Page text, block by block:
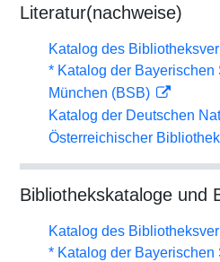
Literatur(nachweise)
Katalog des
* Katalog der Bayerischen
München (BSB)
Katalog der Deutschen
Österreichischer
Bibliothekskataloge und
Katalog des
* Katalog der Bayerischen